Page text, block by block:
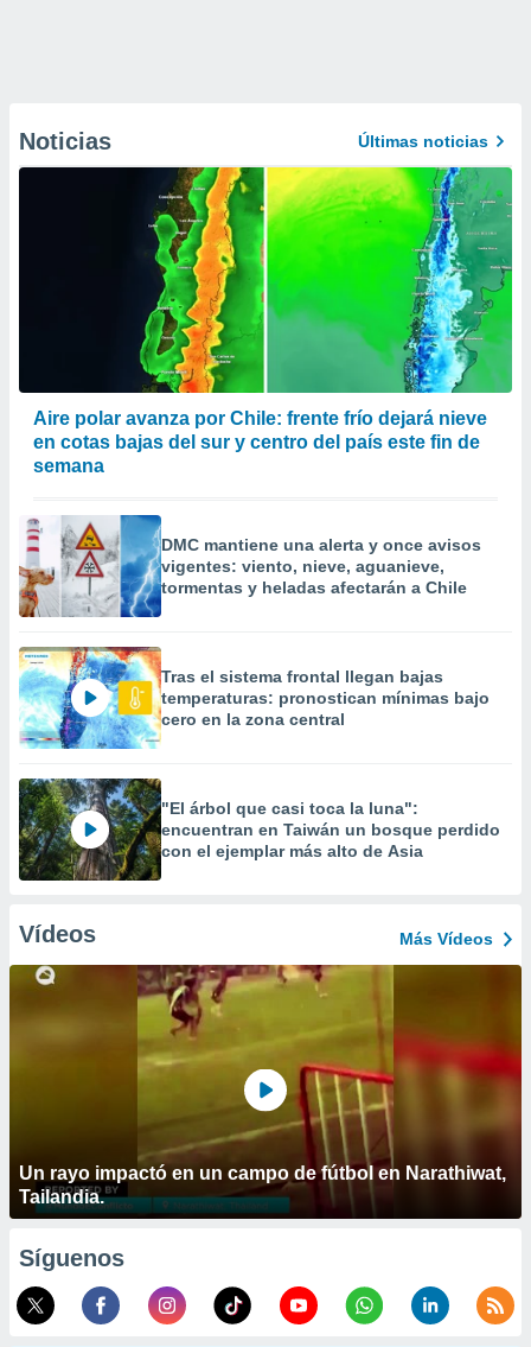
Noticias Últimas noticias
Aire polar avanza por Chile: frente frío dejará nieve
en cotas bajas del sur y centro del país este fin de
semana
DMC mantiene una alerta y once avisos
vigentes: viento, nieve, aguanieve,
tormentas y heladas afectarán a Chile
Tras el sistema frontal llegan bajas
temperaturas: pronostican mínimas bajo
cero en la zona central
"El árbol que casi toca la luna":
encuentran en Taiwán un bosque perdido
con el ejemplar más alto de Asia
Vídeos Más Vídeos
Un rayo impactó en un campo de fútbol en Narathiwat,
Tailandia.
Síguenos